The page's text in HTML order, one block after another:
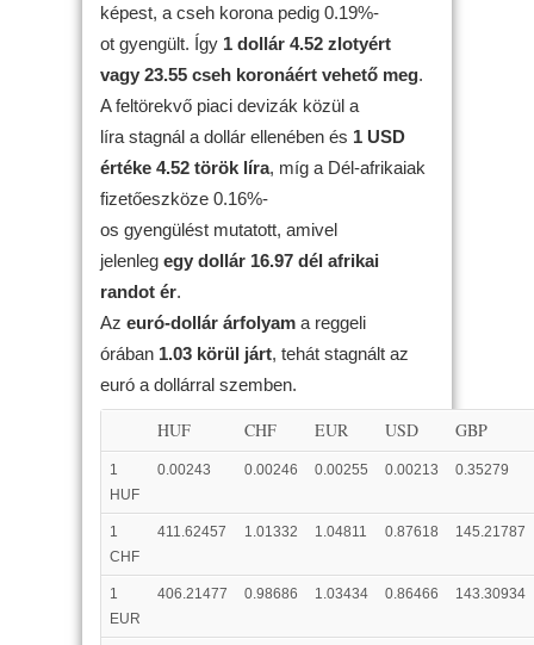
képest, a cseh korona pedig 0.19%-
ot gyengült. Így 1 dollár 4.52 zlotyért
vagy 23.55 cseh koronáért vehető meg.
A feltörekvő piaci devizák közül a
líra stagnál a dollár ellenében és 1 USD
értéke 4.52 török líra, míg a Dél-afrikaiak
fizetőeszköze 0.16%-
os gyengülést mutatott, amivel
jelenleg egy dollár 16.97 dél afrikai
randot ér.
Az euró-dollár árfolyam a reggeli
órában 1.03 körül járt, tehát stagnált az
euró a dollárral szemben.
HUF CHF EUR USD GBP
1
HUF
0.00243 0.00246 0.00255 0.00213 0.35279
1
CHF
411.62457 1.01332 1.04811 0.87618 145.21787
1
EUR
406.21477 0.98686 1.03434 0.86466 143.30934